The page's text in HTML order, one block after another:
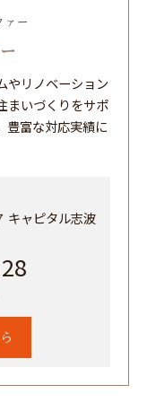
やリノベーション
まいづくりをサポ
豊富な対応実績に
キャピタル志波